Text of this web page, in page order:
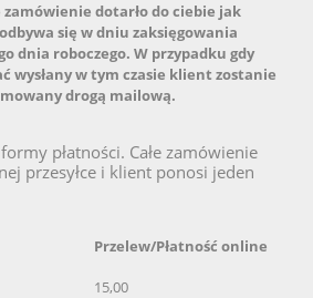
dotarło do ciebie jak
się w dniu zaksięgowania
dnia roboczego. W przypadku gdy
wysłany w tym czasie klient zostanie
drogą mailową.
płatności. Całe zamówienie
przesyłce i klient ponosi jeden
Przelew/Płatność online
15,00